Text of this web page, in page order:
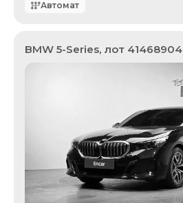
Автомат
BMW 5-Series, лот 41468904